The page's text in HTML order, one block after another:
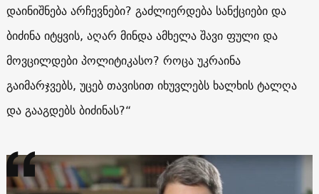
დაინიშნება არჩევნები? გაძლიერდება სანქციები და
ბიძინა იტყვის, აღარ მინდა ამხელა შავი ფული და
მოვცილდები პოლიტიკასო? როცა უკრაინა
გაიმარჯვებს, უცებ თავისით იხუვლებს ხალხის ტალღა
და გააგდებს ბიძინას?“